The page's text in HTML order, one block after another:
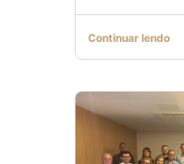
Continuar lendo